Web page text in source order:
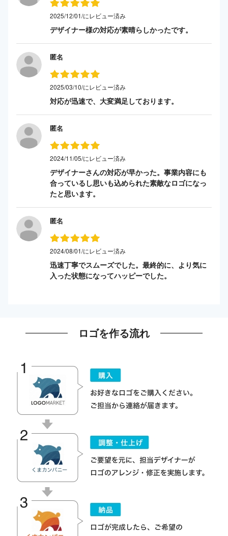
2025/12/01/にレビュー済み
デザイナー様の対応が素晴らしかったです。
匿名
2025/03/10/にレビュー済み
対応が迅速で、大変満足しております。
匿名
2024/11/05/にレビュー済み
デザイナーさんの対応が早かった。事業内容にも
合っているし思いも込められた素敵なロゴになっ
たと思います。
匿名
2024/08/01/にレビュー済み
迅速丁寧でスムーズでした。最終的に、より気に
入った状態になってハッピーでした。
ロゴを作る流れ